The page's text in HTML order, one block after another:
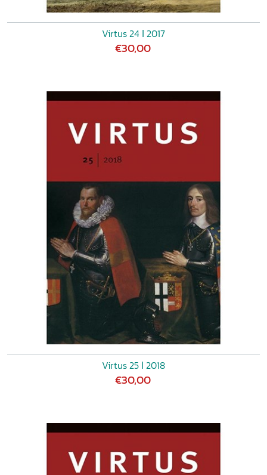
Virtus 24 ǀ 2017
€30,00
Virtus 25 ǀ 2018
€30,00